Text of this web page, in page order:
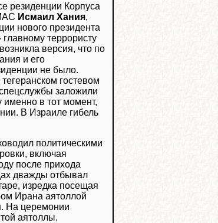
резиденции Корпуса
Исмаил Хания,
нового президента
главному террористу
версия, что по
и его
не было.
гостевом
заложили
в тот момент,
В Израиле гибель
политическими
включая
после прихода
дважды отбывал
изредка посещая
Ирана аятоллой
. На церемонии
аятоллы.